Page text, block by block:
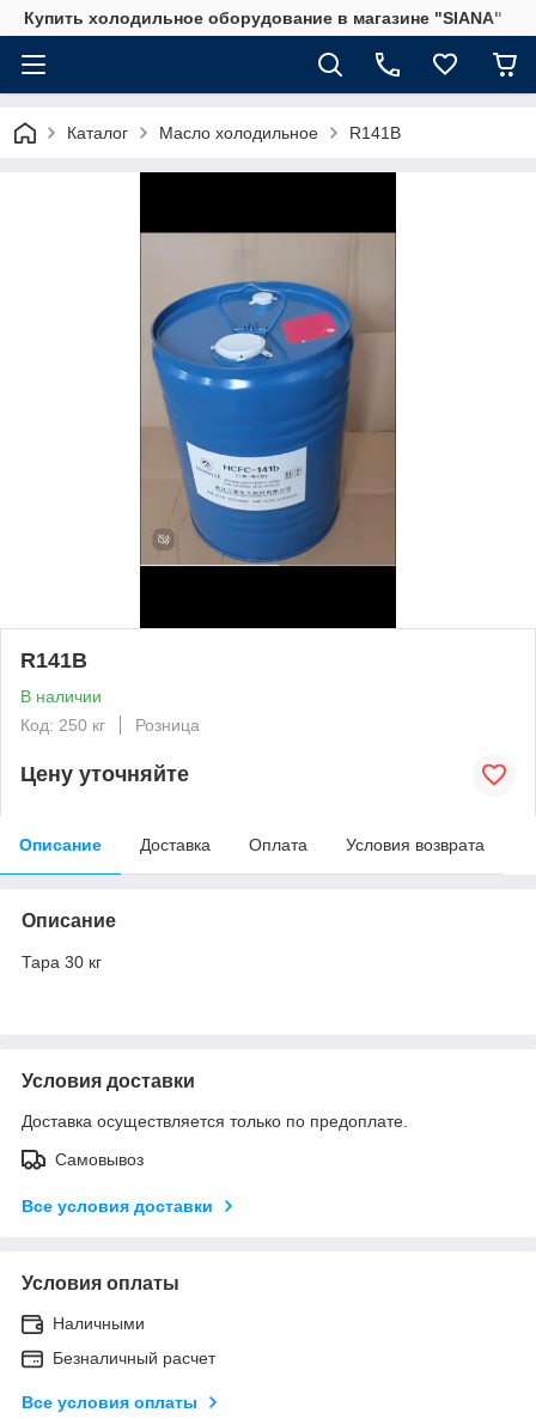
Купить холодильное оборудование в магазине "SIANA"
Каталог Масло холодильное R141B
R141B
В наличии
Код: 250 кг
Розница
Цену уточняйте
Описание Доставка Оплата Условия возврата
Описание
Тара 30 кг
Условия доставки
Доставка осуществляется только по предоплате.
Самовывоз
Все условия доставки
Условия оплаты
Наличными
Безналичный расчет
Все условия оплаты